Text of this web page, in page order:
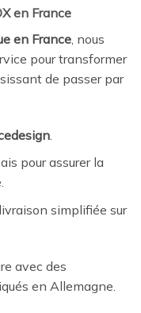
en France
en France , nous
pour transformer
de passer par
.
pour assurer la
simplifiée sur
avec des
en Allemagne.